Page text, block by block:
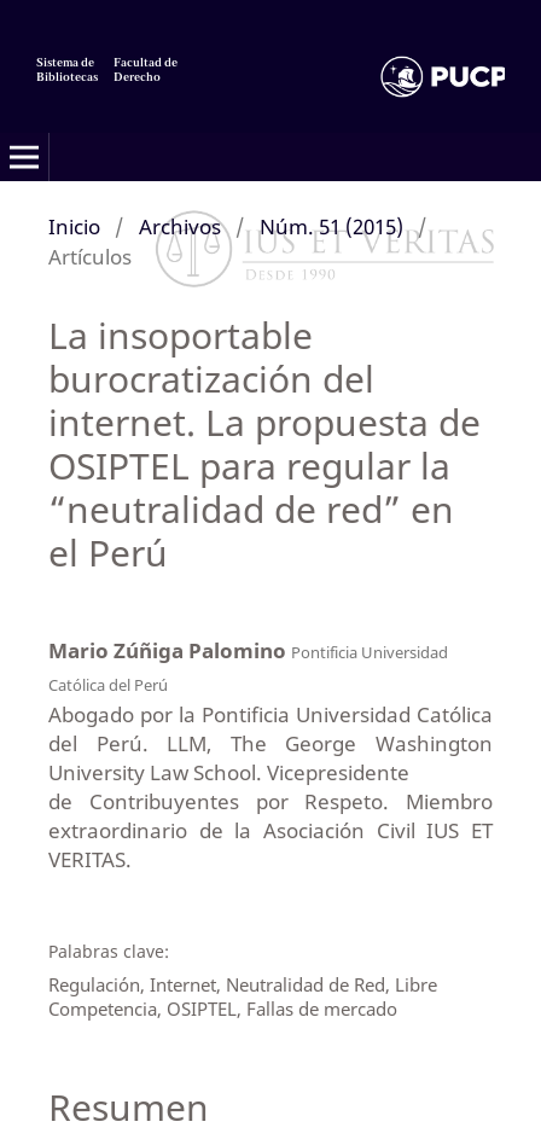
Sistema de
Bibliotecas
Facultad de
Derecho
Inicio / Archivos / Núm. 51 (2015) /
Artículos
La insoportable
burocratización del
internet. La propuesta de
OSIPTEL para regular la
“neutralidad de red” en
el Perú
Mario Zúñiga Palomino Pontificia Universidad
Católica del Perú
Abogado por la Pontificia Universidad Católica
del Perú. LLM, The George Washington
University Law School. Vicepresidente
de Contribuyentes por Respeto. Miembro
extraordinario de la Asociación Civil IUS ET
VERITAS.
Palabras clave:
Regulación, Internet, Neutralidad de Red, Libre
Competencia, OSIPTEL, Fallas de mercado
Resumen